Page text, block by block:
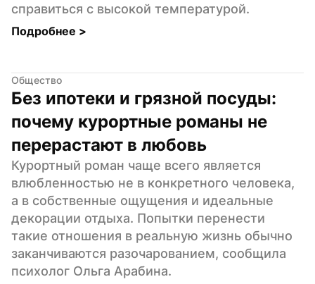
справиться с высокой температурой.
Подробнее >
Общество
Без ипотеки и грязной посуды:
почему курортные романы не
перерастают в любовь
Курортный роман чаще всего является
влюбленностью не в конкретного человека,
а в собственные ощущения и идеальные
декорации отдыха. Попытки перенести
такие отношения в реальную жизнь обычно
заканчиваются разочарованием, сообщила
психолог Ольга Арабина.